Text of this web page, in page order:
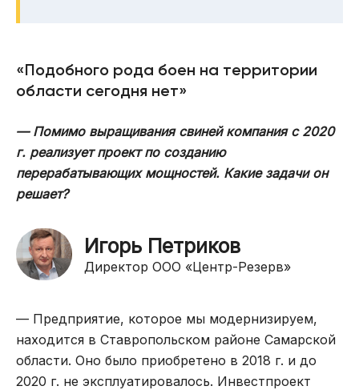
«Подобного рода боен на территории
области сегодня нет»
— Помимо выращивания свиней компания с 2020
г. реализует проект по созданию
перерабатывающих мощностей. Какие задачи он
решает?
Игорь Петриков
Директор ООО «Центр-Резерв»
— Предприятие, которое мы модернизируем,
находится в Ставропольском районе Самарской
области. Оно было приобретено в 2018 г. и до
2020 г. не эксплуатировалось. Инвестпроект